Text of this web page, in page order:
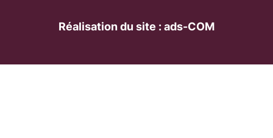
Réalisation du site : ads-COM